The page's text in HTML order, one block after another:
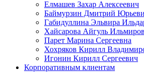
Елмашев Захар Алексеевич
Баймурзин Дмитрий
Габидуллина Эльвира
Хайсарова Айгуль
Парет Марина Сергеевна
Хохряков Кирилл
Игонин Кирилл Сергеевич
Корпоративным клиентам